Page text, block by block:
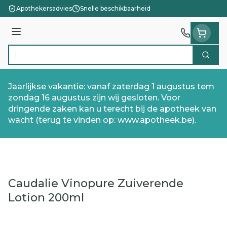
Ga naar de inhoud
Apothekersadvies Snelle beschikbaarheid
Menu
Product, merk, categorie... Zoek
Jaarlijkse vakantie: vanaf zaterdag 1 augustus tem
zondag 16 augustus zijn wij gesloten. Voor
dringende zaken kan u terecht bij de apotheek van
wacht (terug te vinden op: www.apotheek.be).
Caudalie Vinopure Zuiverende
Lotion 200ml